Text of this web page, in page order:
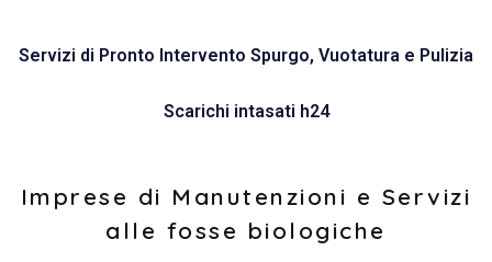
Servizi di Pronto Intervento Spurgo, Vuotatura e Pulizia
Scarichi intasati h24
Imprese di Manutenzioni e Servizi
alle fosse biologiche